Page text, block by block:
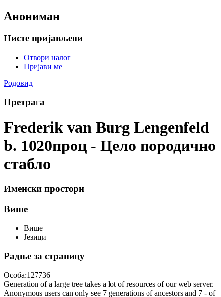
Анониман
Нисте пријављени
Отвори налог
Пријави ме
Родовид
Претрага
Frederik van Burg Lengenfeld
b. 1020проц - Цело породично
стабло
Именски простори
Више
Више
Језици
Радње за страницу
Особа:127736
Generation of a large tree takes a lot of resources of our web server.
Anonymous users can only see 7 generations of ancestors and 7 - of